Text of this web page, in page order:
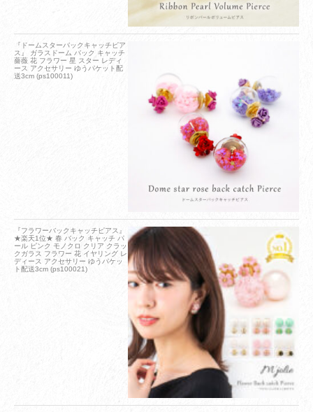
『ドームスターバックキャッチピア
ス』 ガラスドーム バック キャッチ
薔薇 花 フラワー 星 スター レディ
ース アクセサリー ゆうパケット配
送3cm (ps100011)
『フラワーバックキャッチピアス』
★楽天1位★ 春 バック キャッチ パ
ール ピンク モノクロ クリア クラッ
クガラス フラワー 花 イヤリング レ
ディース アクセサリー ゆうパケッ
ト配送3cm (ps100021)